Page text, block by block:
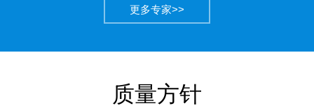
更多专家>>
质量方针